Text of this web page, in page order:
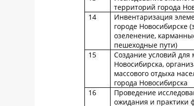
территорий города
14
Инвентаризация
городе Новосибирске
озеленение,
пешеходные пути)
15
Создание условий для
Новосибирска,
массового отдыха
города Новосибирска
16
Проведение
ожидания и практики